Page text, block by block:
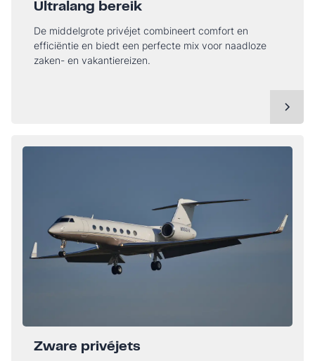
Ultralang bereik
De middelgrote privéjet combineert comfort en
efficiëntie en biedt een perfecte mix voor naadloze
zaken- en vakantiereizen.
Zware privéjets